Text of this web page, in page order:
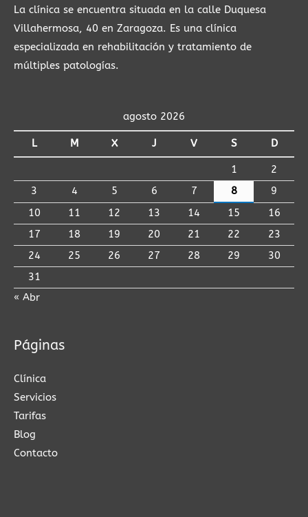
La clínica se encuentra situada en la calle Duquesa
Villahermosa, 40 en Zaragoza. Es una clínica
especializada en rehabilitación y tratamiento de
múltiples patologías.
agosto 2026
L M X J V S D
1
2
3
4 5 6 7 8
9
10
11 12 13 14 15
16
17
18 19 20 21 22
23
24
25 26 27 28 29
30
31
« Abr
Páginas
Clínica
Servicios
Tarifas
Blog
Contacto